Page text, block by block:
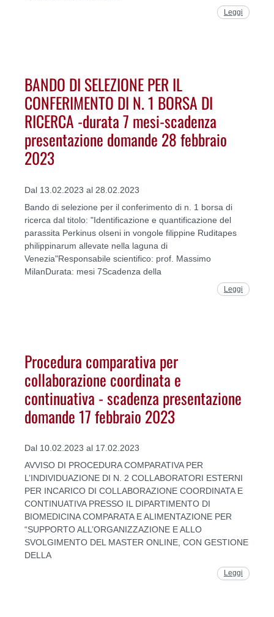
Leggi
BANDO DI SELEZIONE PER IL
CONFERIMENTO DI N. 1 BORSA DI
RICERCA -durata 7 mesi-scadenza
presentazione domande 28 febbraio
2023
Dal 13.02.2023 al 28.02.2023
Bando di selezione per il conferimento di n. 1 borsa di
ricerca dal titolo: "Identificazione e quantificazione del
parassita Perkinus olseni in vongole filippine Ruditapes
philippinarum allevate nella laguna di
Venezia"Responsabile scientifico: prof. Massimo
MilanDurata: mesi 7Scadenza della
Leggi
Procedura comparativa per
collaborazione coordinata e
continuativa - scadenza presentazione
domande 17 febbraio 2023
Dal 10.02.2023 al 17.02.2023
AVVISO DI PROCEDURA COMPARATIVA PER
L’INDIVIDUAZIONE DI N. 2 COLLABORATORI ESTERNI
PER INCARICO DI COLLABORAZIONE COORDINATA E
CONTINUATIVA PRESSO IL DIPARTIMENTO DI
BIOMEDICINA COMPARATA E ALIMENTAZIONE PER
“SUPPORTO ALL’ORGANIZZAZIONE E ALLO
SVOLGIMENTO DEL MASTER ONLINE, CON GESTIONE
DELLA
Leggi